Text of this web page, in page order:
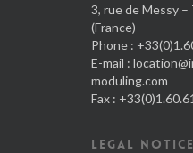
3, rue de Messy –
(France)
Phone :
E-mail :
moduling.com
Fax :
LEGAL